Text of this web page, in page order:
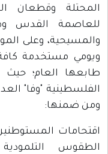
المحتلة وقطعان
للعاصمة القدس
والمسيحية، وعلى
ويومي مستخدمة
طابعها العام؛ حيث
الفلسطينية "وفا"
ومن ضمنها:
اقتحامات
الطقوس